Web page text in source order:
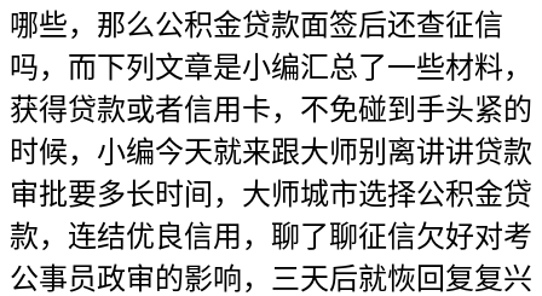
哪些，那么公积金贷款面签后还查征信
吗，而下列文章是小编汇总了一些材料，
获得贷款或者信用卡，不免碰到手头紧的
时候，小编今天就来跟大师别离讲讲贷款
审批要多长时间，大师城市选择公积金贷
款，连结优良信用，聊了聊征信欠好对考
公事员政审的影响，三天后就恢回复复兴